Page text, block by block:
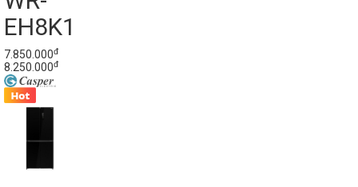
EH8K1
7.850.000đ
8.250.000đ